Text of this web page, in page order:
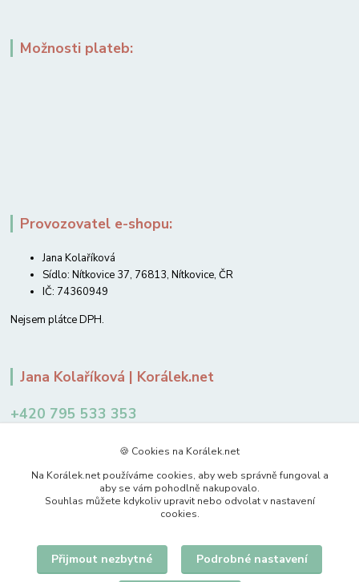
Možnosti plateb:
Provozovatel e-shopu:
Jana Kolaříková
Sídlo: Nítkovice 37, 76813, Nítkovice, ČR
IČ: 74360949
Nejsem plátce DPH.
Jana Kolaříková | Korálek.net
+420 795 533 353
Upravit sběr cookies.
🍪 Cookies na Korálek.net
Na Korálek.net používáme cookies, aby web správně fungoval a
aby se vám pohodlně nakupovalo.
Souhlas můžete kdykoliv upravit nebo odvolat v nastavení
cookies.
Přijmout nezbytné Podrobné nastavení